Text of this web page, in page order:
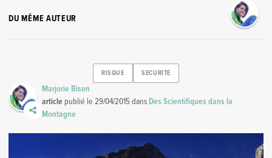
DU MÊME AUTEUR
RISQUE SECURITE
Marjorie Bison
article publié le29/04/2015dans Des Scientifiques dans la
Montagne